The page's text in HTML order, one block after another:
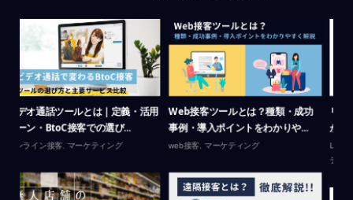
リモートサポートツールにLiveCall
が最適な理由｜簡単導...
LiveCallについて,オンライン接客
リモートサポートツールで応対時間
が74％短縮、申込は1.6倍
オンライン接客 ,利用ケース